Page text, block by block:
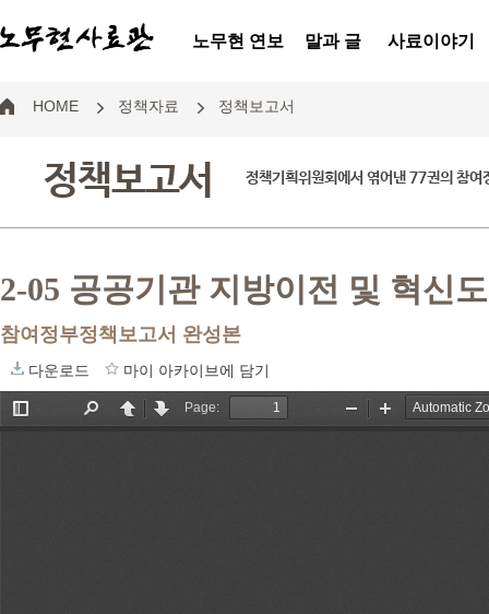
노무현 연보 말과 글 사료이야기
HOME 정책자료 정책보고서
정책보고서 정책기획위원회에서 엮어낸 77권의 참여
2-05 공공기관 지방이전 및 혁신
참여정부정책보고서 완성본
다운로드 마이 아카이브에 담기